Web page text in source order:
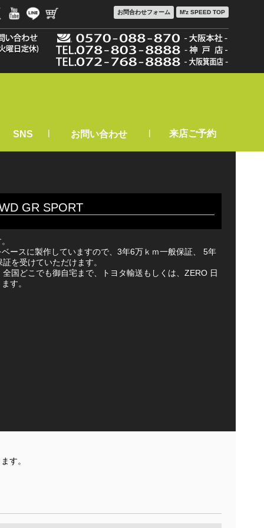
お問合わせフォーム M'z SPEED TOP
SNS | お問い合わせ | 来店ご予約
GR SPORT
ースに製作していますので、3年6万ｋｍ一般保証、 5年
を受けていただけます。
国どこでも御自宅まで、トヨタ輸送もしくは、ZERO 日
す。
す。